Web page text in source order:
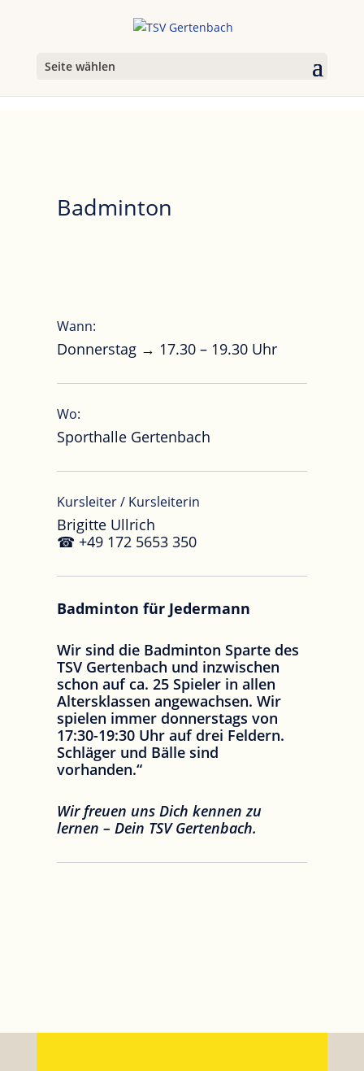
Seite wählen
Badminton
Wann:
Donnerstag → 17.30 – 19.30 Uhr
Wo:
Sporthalle Gertenbach
Kursleiter / Kursleiterin
Brigitte Ullrich
☎ +49 172 5653 350
Badminton für Jedermann
Wir sind die Badminton Sparte des
TSV Gertenbach und inzwischen
schon auf ca. 25 Spieler in allen
Altersklassen angewachsen. Wir
spielen immer donnerstags von
17:30-19:30 Uhr auf drei Feldern.
Schläger und Bälle sind
vorhanden.“
Wir freuen uns Dich kennen zu
lernen – Dein TSV Gertenbach.